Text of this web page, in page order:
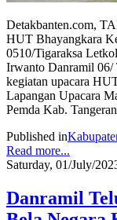
Detakbanten.com,
HUT Bhayangkara
0510/Tigaraksa
Irwanto Danramil 06/
kegiatan upacara
Lapangan Upacara
Pemda Kab.
Published in
Read more...
Saturday, 01/July/
Danramil